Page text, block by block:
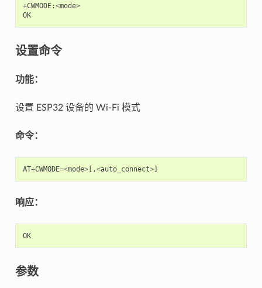
+CWMODE:<mode>
OK
设置命令
功能：
设置 ESP32 设备的 Wi-Fi 模式
命令：
AT+CWMODE=<mode>[,<auto_connect>]
响应：
OK
参数